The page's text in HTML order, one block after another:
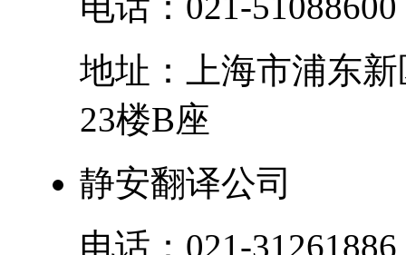
地址：
上海市浦东新
23楼B座
静安翻译公司
电话： 021-31261886